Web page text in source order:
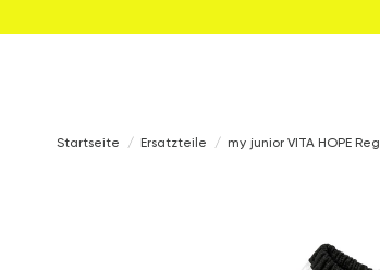
Startseite Ersatzteile my junior VITA HOPE